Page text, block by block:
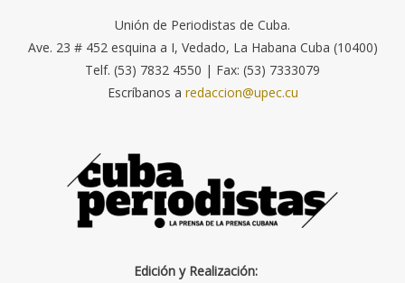
Unión de Periodistas de Cuba.
Ave. 23 # 452 esquina a I, Vedado, La Habana Cuba (10400)
Telf. (53) 7832 4550 | Fax: (53) 7333079
Escríbanos a redaccion@upec.cu
Edición y Realización: